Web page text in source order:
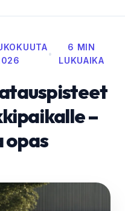
•
6 MIN
LUKUAIKA
–